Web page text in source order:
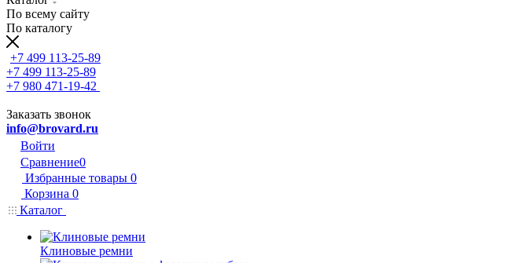
По всему сайту
По каталогу
+7 499 113-25-89
+7 499 113-25-89
+7 980 471-19-42
Заказать звонок
info@brovard.ru
Войти
Сравнение0
Избранные товары 0
Корзина 0
Каталог
Клиновые ремни